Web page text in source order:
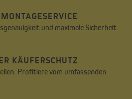
und maximale Sicherheit.
KÄUFERSCHUTZ
Profitiere vom umfassenden